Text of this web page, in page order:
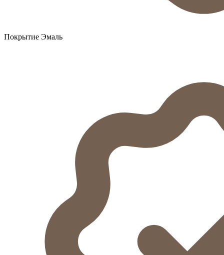
Покрытие Эмаль